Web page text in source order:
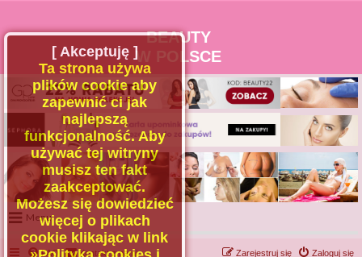
BEAUTY
W POLSCE
Menu
Portal
FAQ Kontakt z nami Zaloguj się
Zarejestruj się
[ Akceptuję ]
Ta strona używa
plików cookie aby
zapewnić ci jak
najlepszą
funkcjonalność. Aby
używać tej witryny
musisz ten fakt
zaakceptować.
Możesz się dowiedzieć
więcej o plikach
cookie klikając w link